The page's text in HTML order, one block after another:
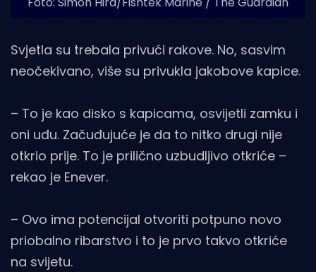
Svjetla su trebala privući rakove. No, sasvim
neočekivano, više su privukla jakobove kapice.
– To je kao disko s kapicama, osvijetli zamku i
oni uđu. Začuđujuće je da to nitko drugi nije
otkrio prije. To je prilično uzbudljivo otkriće –
rekao je Enever.
– Ovo ima potencijal otvoriti potpuno novo
priobalno ribarstvo i to je prvo takvo otkriće
na svijetu.